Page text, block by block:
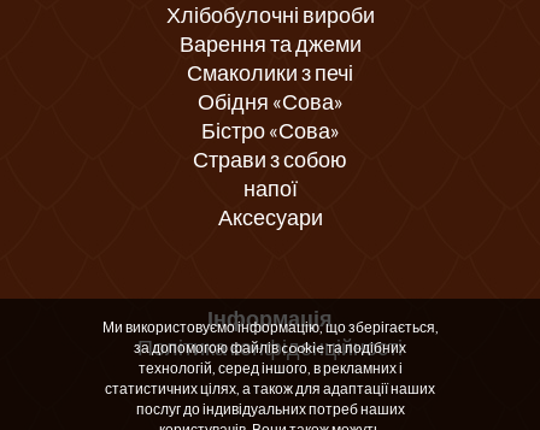
Хлібобулочні вироби
Варення та джеми
Смаколики з печі
Обідня «Сова»
Бістро «Сова»
Страви з собою
напої
Аксесуари
Інформація
Політика конфіденційності
Ми використовуємо інформацію, що зберігається,
за допомогою файлів cookie та подібних
технологій, серед іншого, в рекламних і
статистичних цілях, а також для адаптації наших
послуг до індивідуальних потреб наших